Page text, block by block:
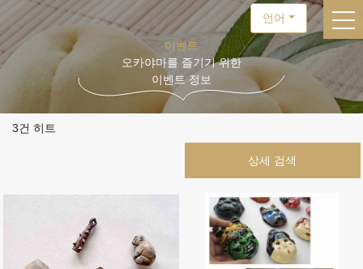
언어
이벤트
오카야마를 즐기기 위한
이벤트 정보
3건 히트